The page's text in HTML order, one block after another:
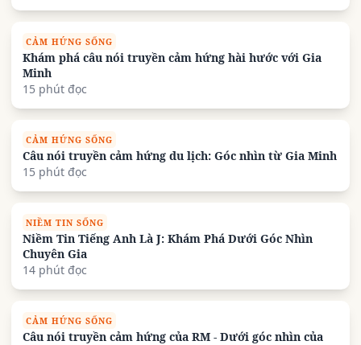
CẢM HỨNG SỐNG
Khám phá câu nói truyền cảm hứng hài hước với Gia
Minh
15 phút đọc
CẢM HỨNG SỐNG
Câu nói truyền cảm hứng du lịch: Góc nhìn từ Gia Minh
15 phút đọc
NIỀM TIN SỐNG
Niềm Tin Tiếng Anh Là J: Khám Phá Dưới Góc Nhìn
Chuyên Gia
14 phút đọc
CẢM HỨNG SỐNG
Câu nói truyền cảm hứng của RM - Dưới góc nhìn của